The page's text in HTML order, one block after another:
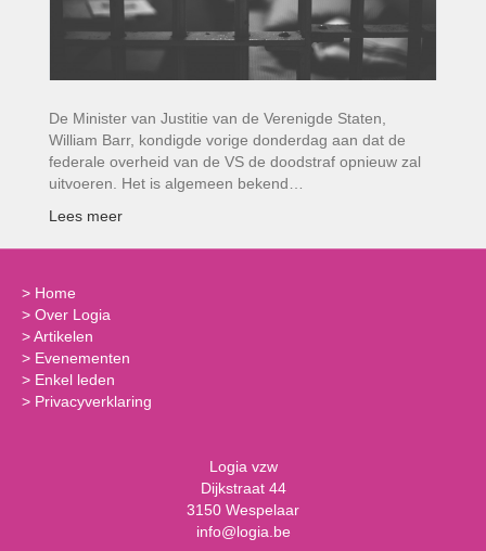
De Minister van Justitie van de Verenigde Staten,
William Barr, kondigde vorige donderdag aan dat de
federale overheid van de VS de doodstraf opnieuw zal
uitvoeren. Het is algemeen bekend…
Lees meer
> Home
> Over Logia
>Artikelen
> Evenementen
> Enkel leden
> Privacyverklaring
Logia vzw
Dijkstraat 44
3150 Wespelaar
info@logia.be